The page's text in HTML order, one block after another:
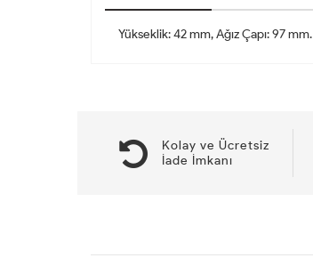
Yükseklik: 42 mm, Ağız Çapı: 97 mm.
Kolay ve Ücretsiz
İade İmkanı